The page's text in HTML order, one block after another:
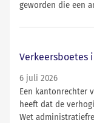
geworden die een
Verkeersboetes
6 juli 2026
Een kantonrechter
heeft dat de
Wet